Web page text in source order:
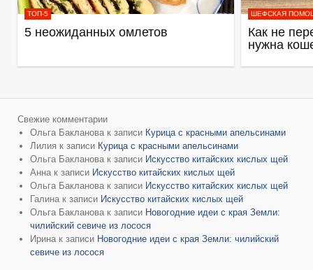
ТОП-5
5 неожиданных омлетов
ШЕФСКАЯ
Как не
нужна
Свежие комментарии
Ольга Бакланова к записи Курица с красными апельсинами
Лилия к записи Курица с красными апельсинами
Ольга Бакланова к записи Искусство китайских кислых щей
Анна к записи Искусство китайских кислых щей
Ольга Бакланова к записи Искусство китайских кислых щей
Галина к записи Искусство китайских кислых щей
Ольга Бакланова к записи Новогодние идеи с края Земли:
чилийский севиче из лосося
Ирина к записи Новогодние идеи с края Земли: чилийский
севиче из лосося